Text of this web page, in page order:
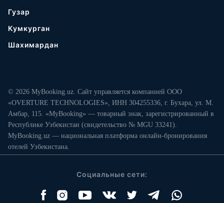
Гузар
Кумкурган
Шахимардан
© 2026 MyBooking.uz. Сайт управляется компанией ООО
«OVERTURE TECHNOLOGIES», ИНН 304255336, г. Бухара, ул. М.
Амбар, 115. «MyBooking» — товарный знак, зарегистрированный в
Республике Узбекистан (свидетельство № MGU 33241).
MyBooking.uz — национальная платформа онлайн-бронирования
отелей Узбекистана.
Социальные сети: